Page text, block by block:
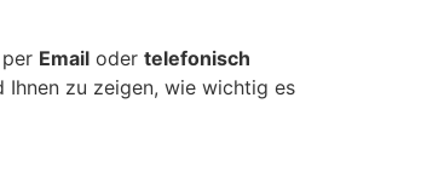
Email oder telefonisch
Ihnen zu zeigen, wie wichtig es